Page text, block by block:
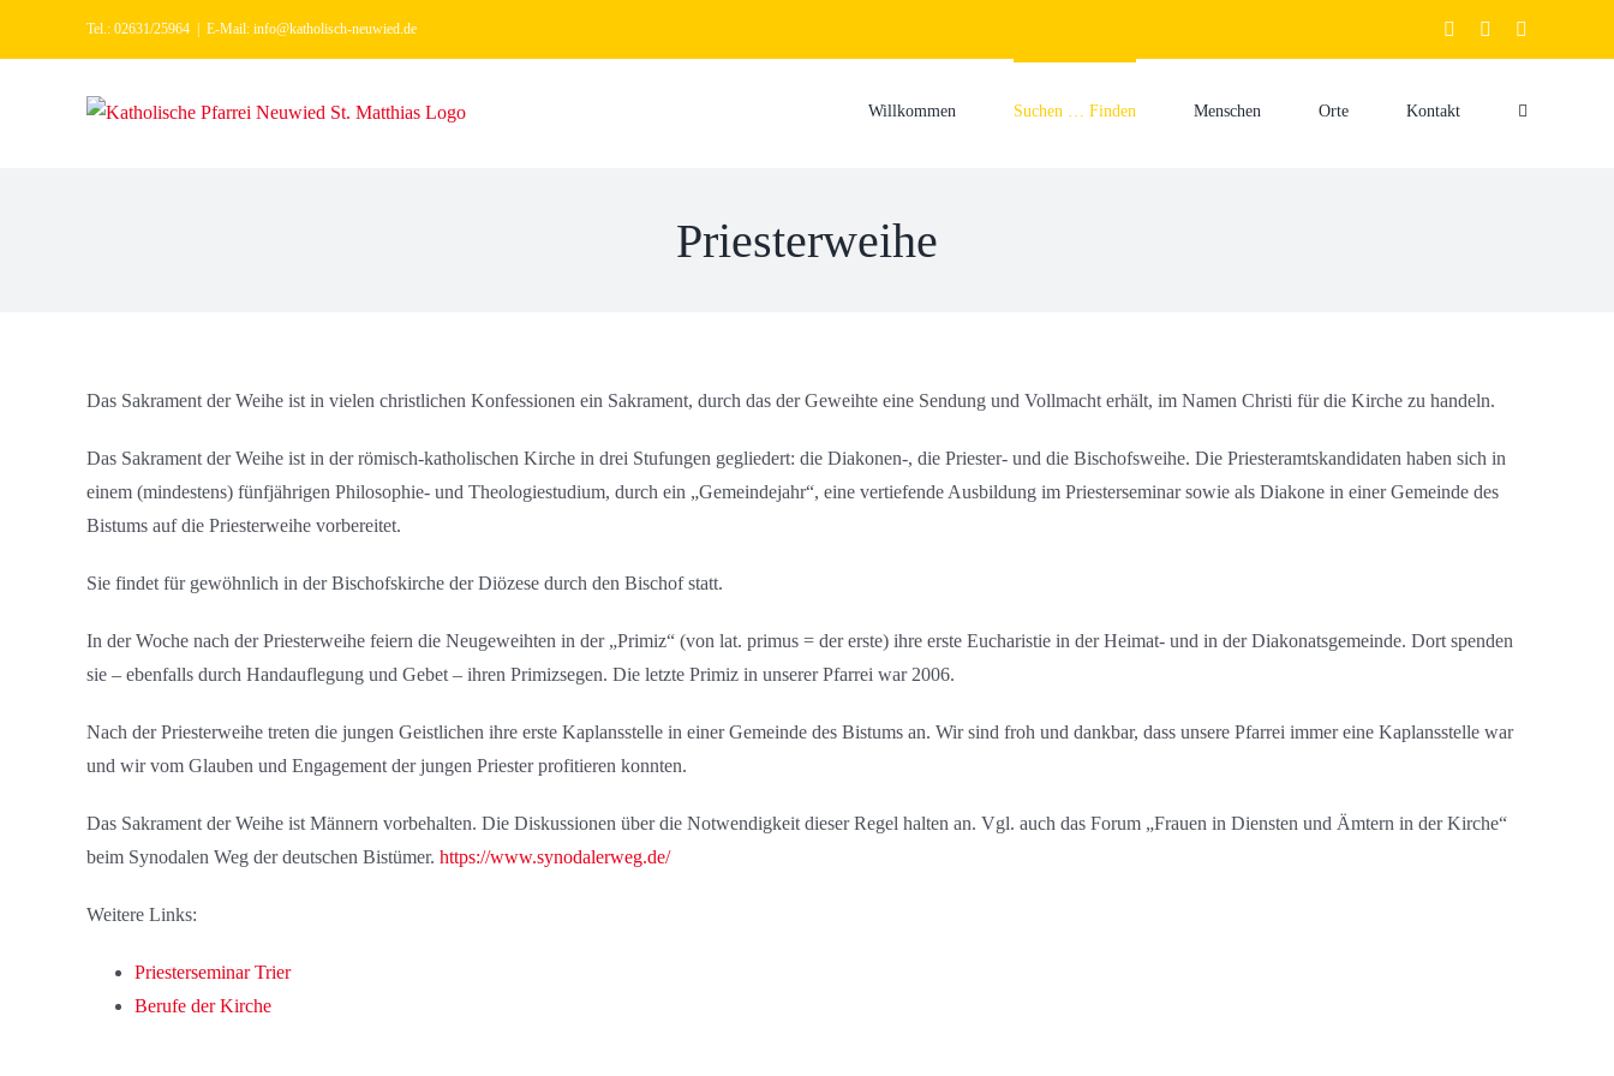
Tel.: 02631/25964 E-Mail: info@katholisch-neuwied.de facebook
youtube
Willkommen Suchen … Finden Menschen Orte Kontakt
Priesterweihe
Das Sakrament der Weihe ist in vielen christlichen Konfessionen ein Sakrament, durch das der Geweihte eine Sendung und Vollmacht erhält, im Namen Christi für die Kirche zu handeln.
Das Sakrament der Weihe ist in der römisch-katholischen Kirche in drei Stufungen gegliedert: die Diakonen-, die Priester- und die Bischofsweihe. Die Priesteramtskandidaten haben sich in
einem (mindestens) fünfjährigen Philosophie- und Theologiestudium, durch ein „Gemeindejahr“, eine vertiefende Ausbildung im Priesterseminar sowie als Diakone in einer Gemeinde des
Bistums auf die Priesterweihe vorbereitet.
Sie findet für gewöhnlich in der Bischofskirche der Diözese durch den Bischof statt.
In der Woche nach der Priesterweihe feiern die Neugeweihten in der „Primiz“ (von lat. primus = der erste) ihre erste Eucharistie in der Heimat- und in der Diakonatsgemeinde. Dort spenden
sie – ebenfalls durch Handauflegung und Gebet – ihren Primizsegen. Die letzte Primiz in unserer Pfarrei war 2006.
Nach der Priesterweihe treten die jungen Geistlichen ihre erste Kaplansstelle in einer Gemeinde des Bistums an. Wir sind froh und dankbar, dass unsere Pfarrei immer eine Kaplansstelle war
und wir vom Glauben und Engagement der jungen Priester profitieren konnten.
Das Sakrament der Weihe ist Männern vorbehalten. Die Diskussionen über die Notwendigkeit dieser Regel halten an. Vgl. auch das Forum „Frauen in Diensten und Ämtern in der Kirche“
beim Synodalen Weg der deutschen Bistümer. https://www.synodalerweg.de/
Weitere Links:
Priesterseminar Trier
Berufe der Kirche